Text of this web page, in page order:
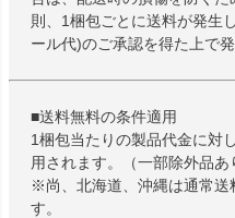
則、1梱包ごとに送料が発生
ール代)のご承認を得た上で発
■送料無料の条件適用
1梱包当たりの製品代金に対
用されます。（一部除外品あ
※尚、北海道、沖縄は通常送
す。